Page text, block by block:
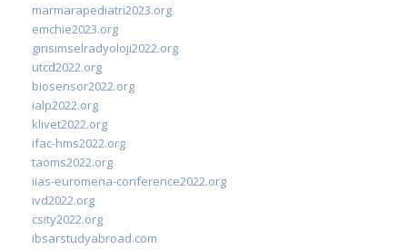
marmarapediatri2023.org
emchie2023.org
girisimselradyoloji2022.org
utcd2022.org
biosensor2022.org
ialp2022.org
klivet2022.org
ifac-hms2022.org
taoms2022.org
iias-euromena-conference2022.org
ivd2022.org
csity2022.org
ibsarstudyabroad.com